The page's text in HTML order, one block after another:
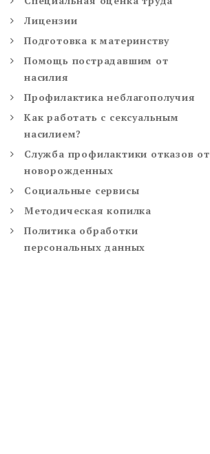
Лицензии
Подготовка к материнству
Помощь пострадавшим от
насилия
Профилактика неблагополучия
Как работать с сексуальным
насилием?
Служба профилактики отказов от
новорожденных
Социальные сервисы
Методическая копилка
Политика обработки
персональных данных